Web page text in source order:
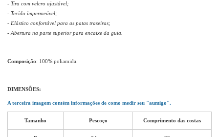
- Tira com velcro ajustável;
- Tecido impermeável;
- Elástico confortável para as patas traseiras;
- Abertura na parte superior para encaixe da guia.
Composição: 100% poliamida.
DIMENSÕES:
A terceira imagem contém informações de como medir seu "aumigo".
Tamanho Pescoço Comprimento das costas